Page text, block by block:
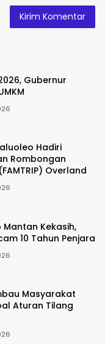
Gubernur
Hadiri
Rombongan
Overland
Mantan Kekasih,
10 Tahun Penjara
Masyarakat
Aturan Tilang